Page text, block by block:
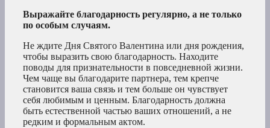
Выражайте благодарность регулярно, а не только
по особым случаям.
Не ждите Дня Святого Валентина или дня рождения,
чтобы выразить свою благодарность. Находите
поводы для признательности в повседневной жизни.
Чем чаще вы благодарите партнера, тем крепче
становится ваша связь и тем больше он чувствует
себя любимым и ценным. Благодарность должна
быть естественной частью ваших отношений, а не
редким и формальным актом.